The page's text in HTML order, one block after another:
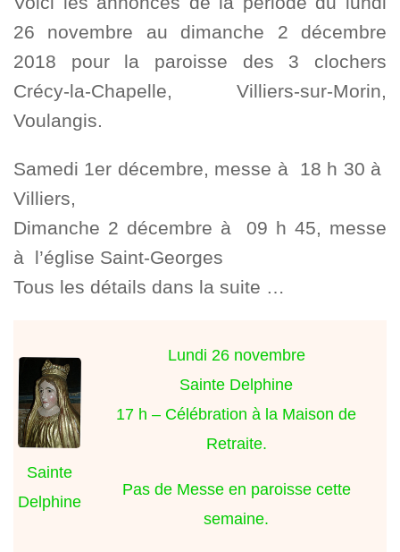
26 novembre au dimanche 2 décembre
2018 pour la paroisse des 3 clochers
Crécy-la-Chapelle, Villiers-sur-Morin,
Voulangis.
Samedi 1er décembre, messe à 18 h 30 à
Villiers,
Dimanche 2 décembre à 09 h 45, messe
à l’église Saint-Georges
Tous les détails dans la suite …
Sainte
Delphine
Lundi 26 novembre
Sainte Delphine
17 h – Célébration à la Maison de
Retraite.
Pas de Messe en paroisse cette
semaine.